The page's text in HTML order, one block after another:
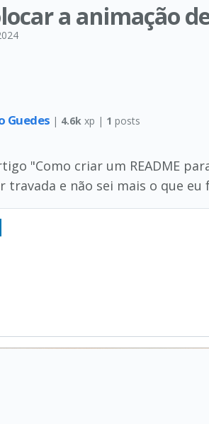
a animação
Guedes | 4.6k xp | 1 posts
"Como criar um README
e não sei mais o que eu